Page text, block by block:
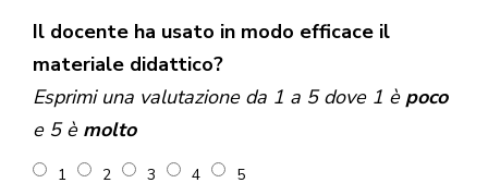
Il docente ha usato in modo efficace il
materiale didattico?
Esprimi una valutazione da 1 a 5 dove 1 è poco
e 5 è molto
1 2 3 4 5